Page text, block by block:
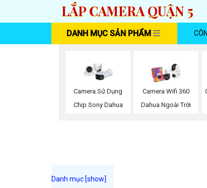
LẮP CAMERA QUẬN 5
DANH MỤC SẢN PHẨM
Camera Sử Dụng
Chip Sony Dahua
Camera Wifi 360
Dahua Ngoài Trời